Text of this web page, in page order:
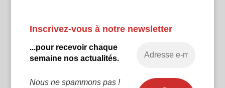
Inscrivez-vous à notre newsletter
...pour recevoir chaque
semaine nos actualités.
Nous ne spammons pas !